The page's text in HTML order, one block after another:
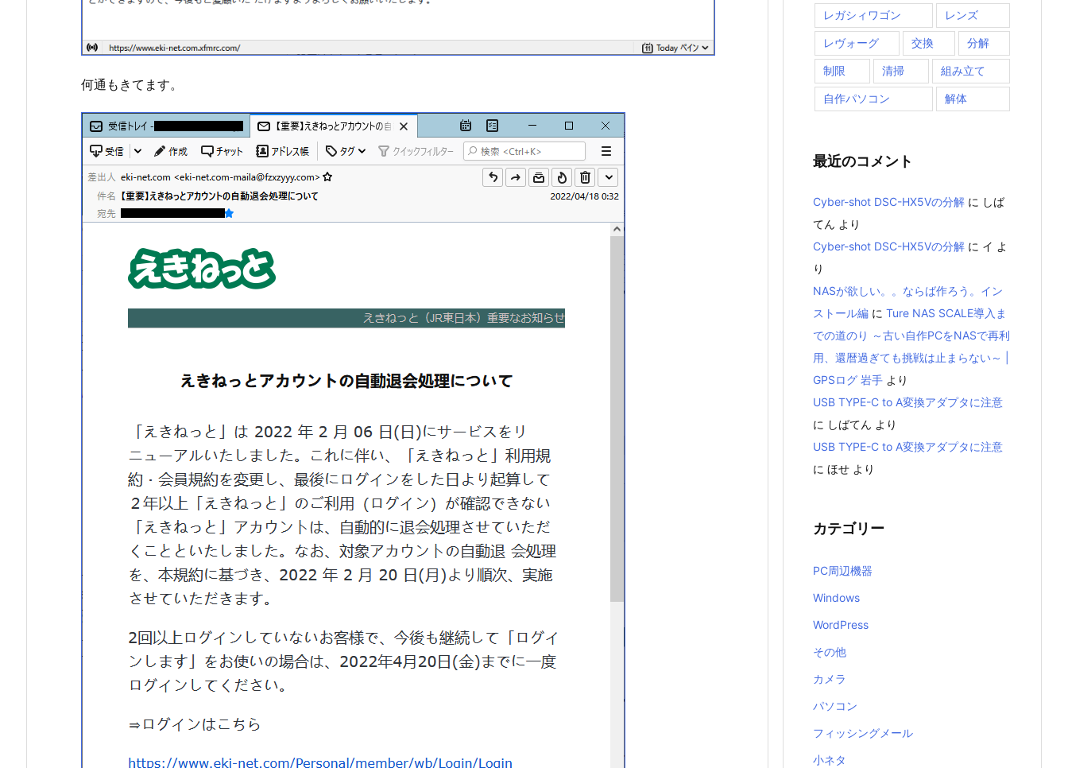
何通もきてます。
レガシィワゴン レンズ
レヴォーグ 交換 分解
制限 清掃 組み立て
自作パソコン 解体
最近のコメント
Cyber-shot DSC-HX5Vの分解 に しば
てん より
Cyber-shot DSC-HX5Vの分解 に イ よ
り
NASが欲しい。。ならば作ろう。イン
ストール編 に Ture NAS SCALE導入ま
での道のり ～古い自作PCをNASで再利
用、還暦過ぎても挑戦は止まらない～ |
GPSログ 岩手 より
USB TYPE-C to A変換アダプタに注意
に しばてん より
USB TYPE-C to A変換アダプタに注意
に ほせ より
カテゴリー
PC周辺機器
Windows
WordPress
その他
カメラ
パソコン
フィッシングメール
小ネタ